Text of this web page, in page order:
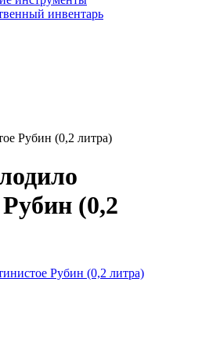
инвентарь
Рубин (0,2 литра)
(0,2